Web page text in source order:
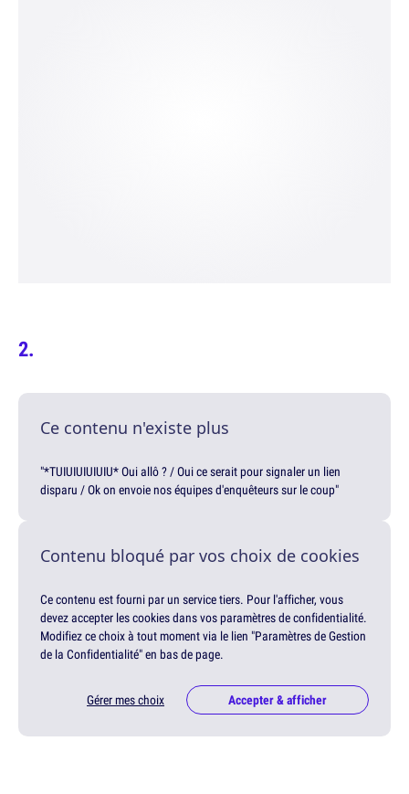
Ce contenu n'existe plus
"*TUIUIUIUIUIU* Oui allô ? / Oui ce serait pour signaler un lien
disparu / Ok on envoie nos équipes d'enquêteurs sur le coup"
Contenu bloqué par vos choix de cookies
Ce contenu est fourni par un service tiers. Pour l'afficher, vous
devez accepter les cookies dans vos paramètres de confidentialité.
Modifiez ce choix à tout moment via le lien "Paramètres de Gestion
de la Confidentialité" en bas de page.
Gérer mes choix Accepter & afficher